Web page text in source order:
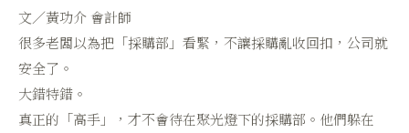
文／黃功介 會計師
很多老闆以為把「採購部」看緊，不讓採購亂收回扣，公司就
安全了。
大錯特錯。
真正的「高手」，才不會待在聚光燈下的採購部。他們躲在